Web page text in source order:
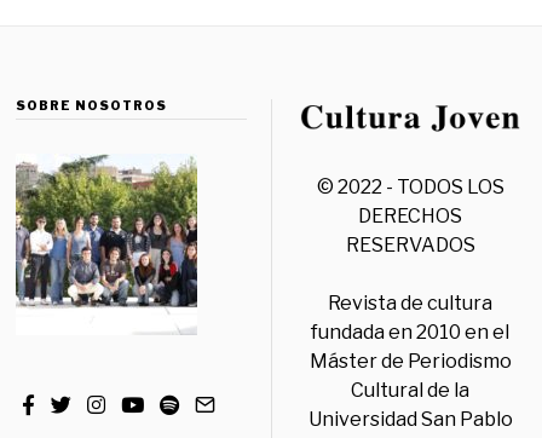
SOBRE NOSOTROS
© 2022 - TODOS LOS
DERECHOS
RESERVADOS
Revista de cultura
fundada en 2010 en el
Máster de Periodismo
Cultural de la
Universidad San Pablo